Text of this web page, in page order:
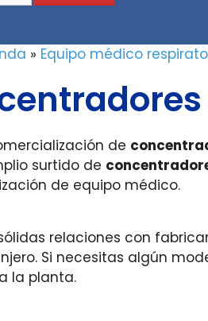
» Equipo médico
de
surtido de
de equipo médico.
relaciones con
Si necesitas algún
la planta.